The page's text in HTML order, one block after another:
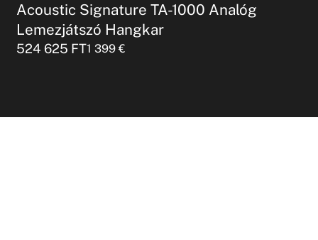
Acoustic Signature TA-1000 Analóg
Lemezjátszó Hangkar
524 625 FT1 399€